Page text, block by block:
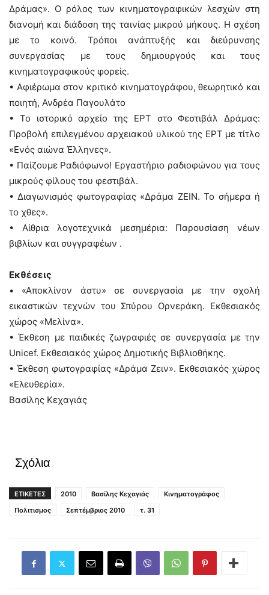
Δράμας». Ο ρόλος των κινηματογραφικών λεσχών στη
διανομή και διάδοση της ταινίας μικρού μήκους. Η σχέση
με το κοινό. Τρόποι ανάπτυξής και διεύρυνσης
συνεργασίας με τους δημιουργούς και τους
κινηματογραφικούς φορείς.
• Αφιέρωμα στον κριτικό κινηματογράφου, θεωρητικό και
ποιητή, Ανδρέα Παγουλάτο
• Το ιστορικό αρχείο της ΕΡΤ στο Φεστιβάλ Δράμας:
Προβολή επιλεγμένου αρχειακού υλικού της ΕΡΤ με τίτλο
«Ενός αιώνα Έλληνες».
• Παίζουμε Ραδιόφωνο! Εργαστήριο ραδιοφώνου για τους
μικρούς φίλους του φεστιβάλ.
• Διαγωνισμός φωτογραφίας «Δράμα ΖΕΙΝ. Το σήμερα ή
το χθες».
• Αίθρια λογοτεχνικά μεσημέρια: Παρουσίαση νέων
βιβλίων και συγγραφέων .
Εκθέσεις
• «Αποκλίνον άστυ» σε συνεργασία με την σχολή
εικαστικών τεχνών του Σπύρου Ορνεράκη. Εκθεσιακός
χώρος «Μελίνα».
• Έκθεση με παιδικές ζωγραφιές σε συνεργασία με την
Unicef. Εκθεσιακός χώρος Δημοτικής Βιβλιοθήκης.
• Έκθεση φωτογραφίας «Δράμα Ζειν». Εκθεσιακός χώρος
«Ελευθερία».
Βασίλης Κεχαγιάς
Σχόλια
ΕΤΙΚΕΤΕΣ 2010 Βασίλης Κεχαγιάς
Κινηματογράφος
Πολιτισμος
Σεπτέμβριος 2010 τ. 31